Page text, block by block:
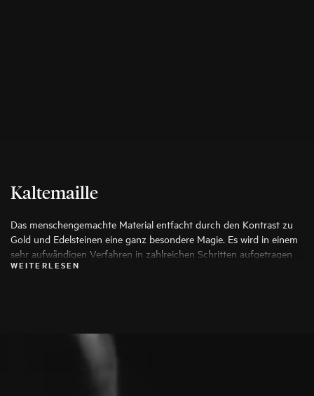
Kaltemaille
Das menschengemachte Material entfacht durch den Kontrast zu
Gold und Edelsteinen eine ganz besondere Magie. Es wird in einem
sehr aufwändigen Verfahren in zahlreichen Schritten aufgetragen
und für seine Strapazierfähigkeit, hohen Tragekomfort und die
WEITERLESEN